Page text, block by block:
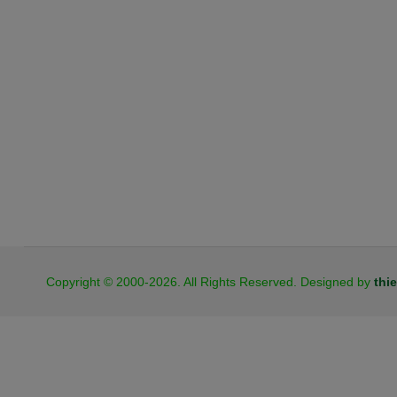
Copyright © 2000-2026. All Rights Reserved. Designed by